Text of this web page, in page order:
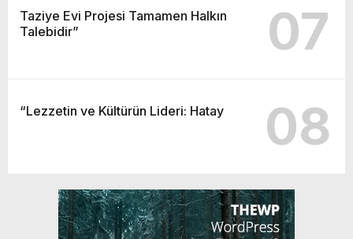
Taziye Evi Projesi Tamamen Halkın
Talebidir”
07
“Lezzetin ve Kültürün Lideri: Hatay 08